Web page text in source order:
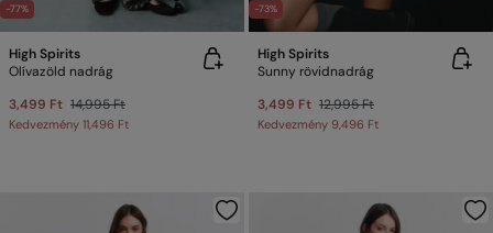
-77%
High Spirits
Olívazöld nadrág
3,499 Ft 14,995 Ft
Kedvezmény 11,496 Ft
-73%
High Spirits
Sunny rövidnadrág
3,499 Ft 12,995 Ft
Kedvezmény 9,496 Ft